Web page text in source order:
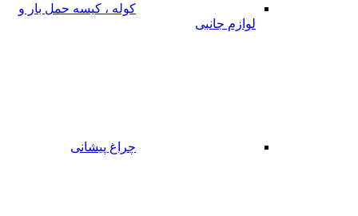
کوله ، کیسه حمل بار و
لوازم جانبی
چراغ پیشانی